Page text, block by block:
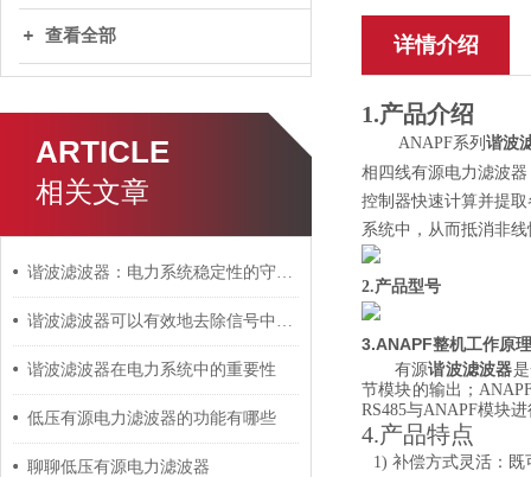
查看全部
ARTICLE
相关文章
谐波滤波器：电力系统稳定性的守护者
谐波滤波器可以有效地去除信号中的谐波分量
谐波滤波器在电力系统中的重要性
低压有源电力滤波器的功能有哪些
聊聊低压有源电力滤波器
详情介绍
1.产品介绍
ANAPF系列 谐波
相四线有源电力滤波器
控制器快速计算并提
系统中，从而抵消非
2.产品型号
3.ANAPF整机工作原理
有源谐波滤波器
节模块的输出；AN
RS485与ANAPF模块
4.产品特点
1) 补偿方式灵活： 既